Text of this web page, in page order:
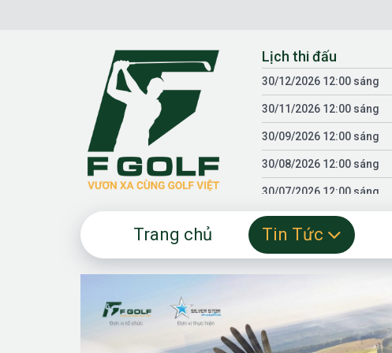
Lịch thi đấu
30/12/2026 12:00 sáng
30/11/2026 12:00 sáng
30/09/2026 12:00 sáng
30/08/2026 12:00 sáng
30/07/2026 12:00 sáng
30/06/2026 12:00 sáng
30/05/2026 12:00 sáng
30/01/2026 12:00 sáng
18/04/2025 12:00 sáng
Trang chủ Tin Tức